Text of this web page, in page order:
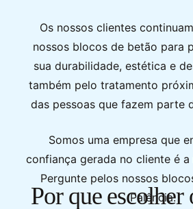
Os nossos clientes
nossos blocos de betão para
sua durabilidade, estética e
também pelo tratamento
das pessoas que fazem parte
Somos uma empresa que
confiança gerada no cliente é a
Pergunte pelos nossos
Palência.
Por que escolher